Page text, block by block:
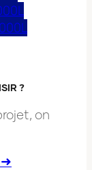
?
on
➜